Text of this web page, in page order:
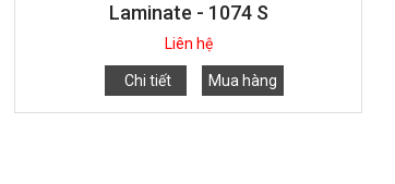
Laminate - 1074 S
Liên hệ
Chi tiết Mua hàng